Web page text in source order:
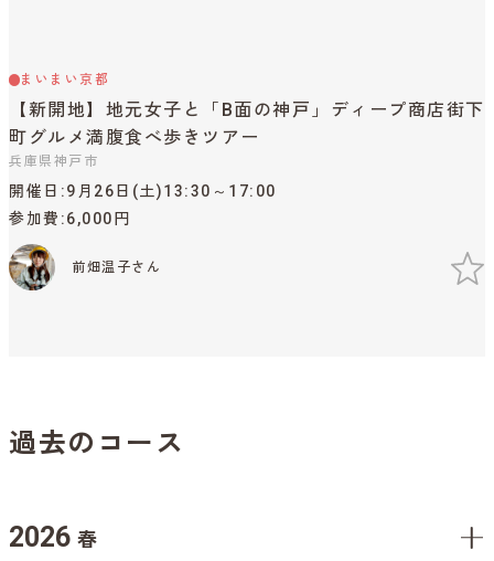
まいまい京都
【新開地】地元女子と「B面の神戸」ディープ商店街下
町グルメ満腹食べ歩きツアー
兵庫県神戸市
開催日
9月26日(土)13:30～17:00
参加費 6,000円
前畑温子さん
過去のコース
2026 春